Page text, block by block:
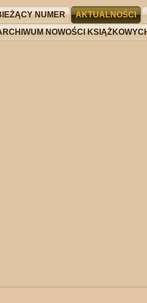
NUMER AKTUALNOŚCI
NOWOŚCI